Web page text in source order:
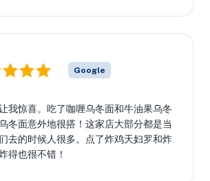
Google
我惊喜。吃了咖喱乌冬面和牛油果乌冬
冬面意外地很搭！这家店大部分都是当
去的时候人很多。点了炸鸡天妇罗和炸
得也很不错！